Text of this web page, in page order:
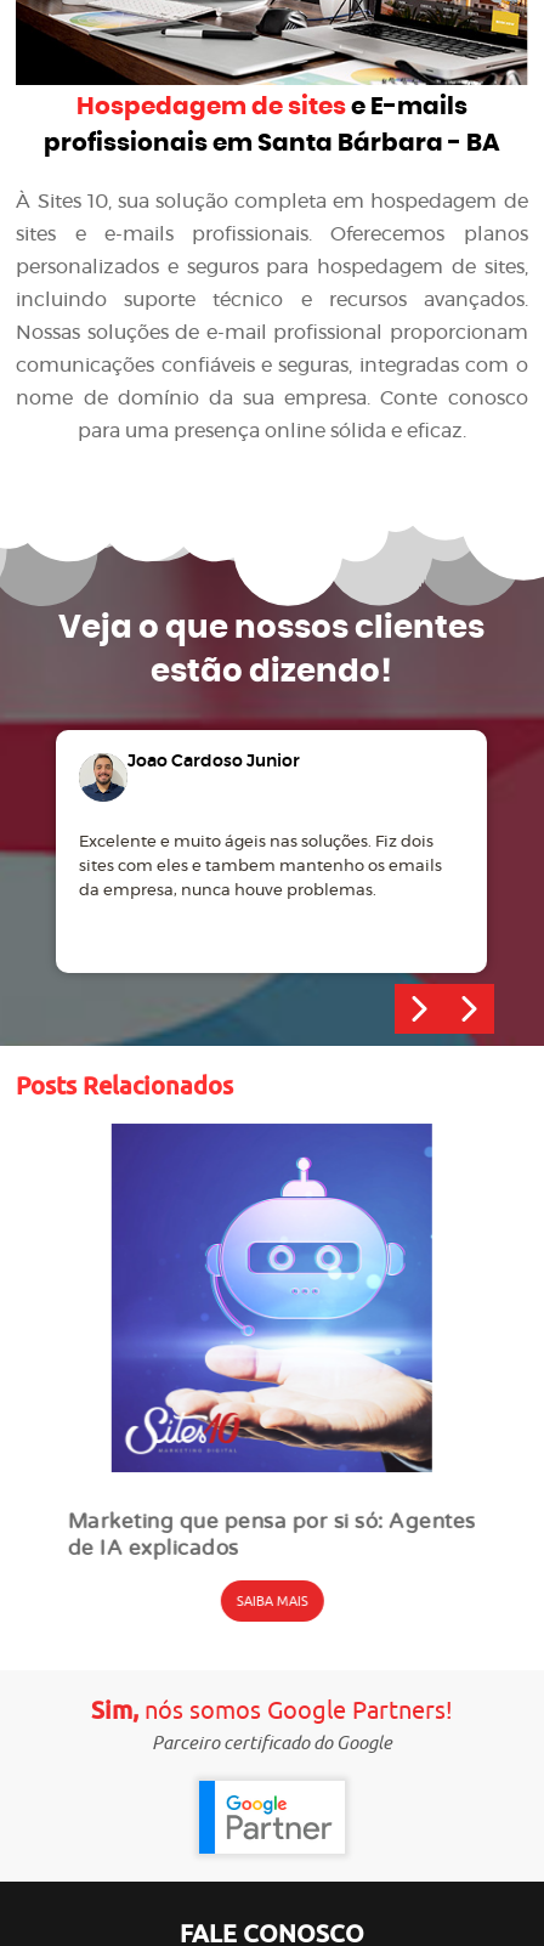
Hospedagem de sitese E-mails
profissionais em Santa Bárbara - BA
À Sites 10, sua solução completa em hospedagem de
sites e e-mails profissionais. Oferecemos planos
personalizados e seguros para hospedagem de sites,
incluindo suporte técnico e recursos avançados.
Nossas soluções de e-mail profissional proporcionam
comunicações confiáveis e seguras, integradas com o
nome de domínio da sua empresa. Conte conosco
para uma presença online sólida e eficaz.
Veja o que nossos clientes
estão dizendo!
Joao Cardoso Junior
Excelente e muito ágeis nas soluções. Fiz dois
sites com eles e tambem mantenho os emails
da empresa, nunca houve problemas.
Posts Relacionados
Marketing que pensa por si só: Agentes
de IA explicados
SAIBA MAIS
Sim,nós somos Google Partners!
Parceiro certificado do Google
FALE CONOSCO